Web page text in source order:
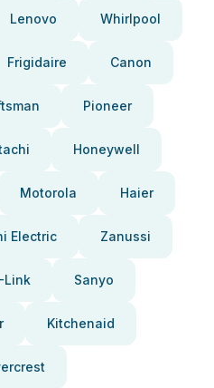
Lenovo Whirlpool
Frigidaire Canon
Pioneer
Honeywell
Motorola Haier
Electric Zanussi
Link Sanyo
Kitchenaid